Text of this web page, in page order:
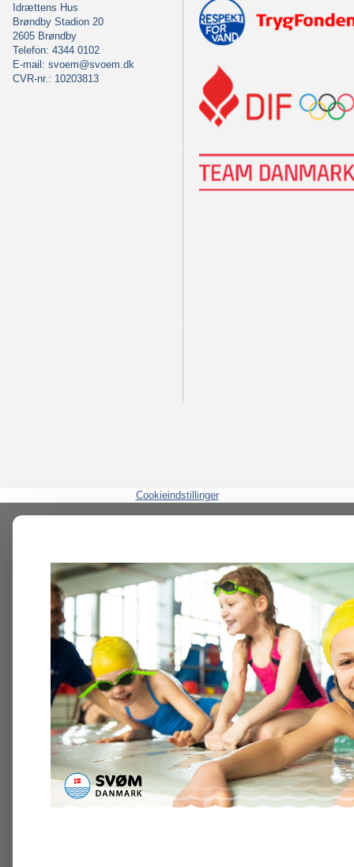
Idrættens Hus
Brøndby Stadion 20
2605 Brøndby
Telefon: 4344 0102
E-mail: svoem@svoem.dk
CVR-nr.: 10203813
Cookieindstillinger